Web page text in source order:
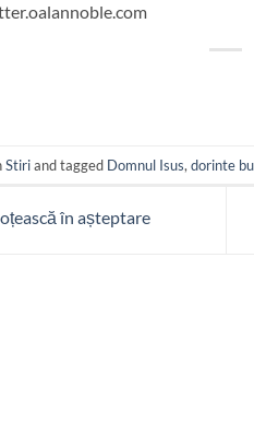
Stiriand tagged Domnul Isus,dorinte
în așteptare